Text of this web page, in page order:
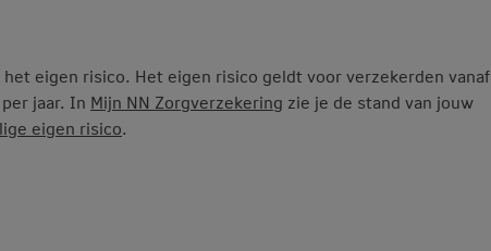
eigen risico. Het eigen risico geldt voor verzekerden vanaf
jaar. In Mijn NN Zorgverzekering zie je de stand van jouw
eigen risico.